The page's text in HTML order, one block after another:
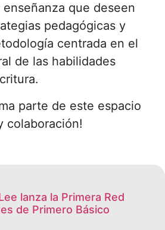
que deseen
pedagógicas y
centrada en el
de las habilidades
parte de este espacio
colaboración!
lanza la Primera Red
de Primero Básico